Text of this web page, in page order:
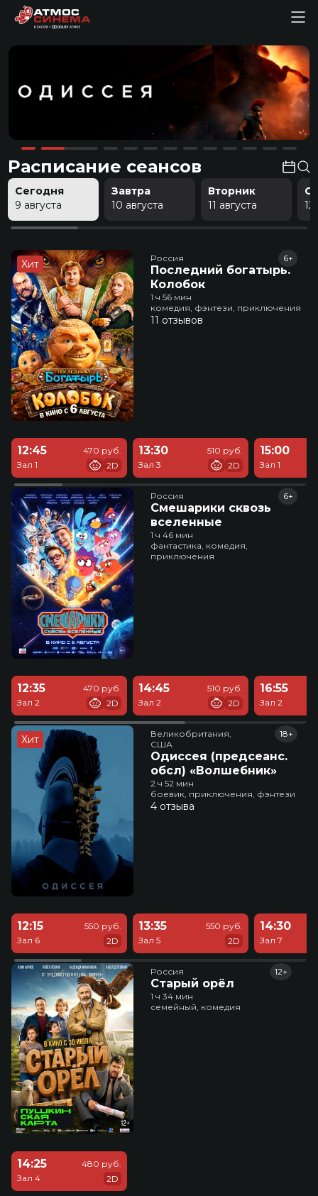
Расписание сеансов
Сегодня
9 августа
Завтра
10 августа
Вторник
11 августа
12
Хит Россия
Последний богатырь.
Колобок
6+
1 ч 56 мин
комедия, фэнтези, приключения
11 отзывов
12:45
Зал 1
470 руб.
2D
13:30
Зал 3
510 руб.
2D
15:00
Зал 1
Россия
Смешарики сквозь
вселенные
6+
1 ч 46 мин
фантастика, комедия,
приключения
12:35
Зал 2
470 руб.
2D
14:45
Зал 2
510 руб.
2D
16:55
Зал 2
Хит
Великобритания,
США
Одиссея (предсеанс.
обсл) «Волшебник»
18+
2 ч 52 мин
боевик, приключения, фэнтези
4 отзыва
12:15
Зал 6
550 руб.
2D
13:35
Зал 5
550 руб.
2D
14:30
Зал 7
Россия
Старый орёл
12+
1 ч 34 мин
семейный, комедия
14:25
Зал 4
480 руб.
2D